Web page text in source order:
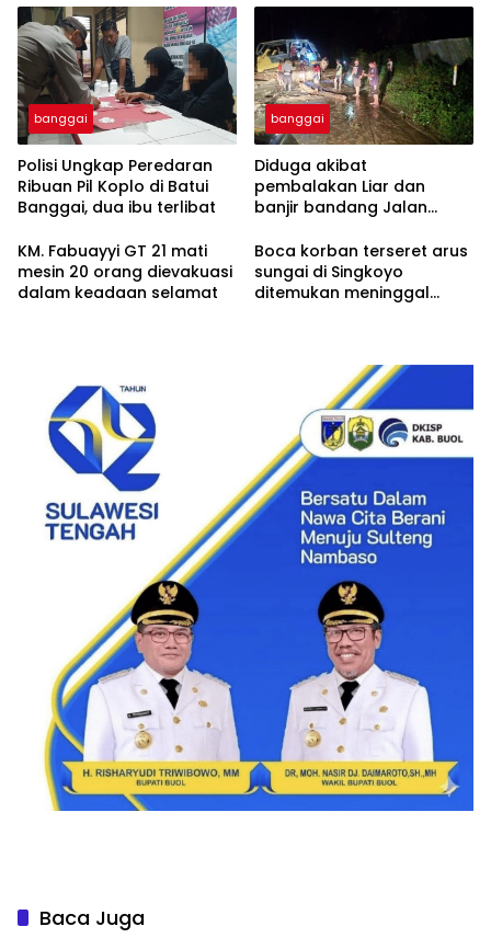
banggai
Polisi Ungkap Peredaran
Ribuan Pil Koplo di Batui
Banggai, dua ibu terlibat
banggai
Diduga akibat
pembalakan Liar dan
banjir bandang Jalan
Total di Desa Huhak
KM. Fabuayyi GT 21 mati
mesin 20 orang dievakuasi
dalam keadaan selamat
Boca korban terseret arus
sungai di Singkoyo
ditemukan meninggal
Baca Juga